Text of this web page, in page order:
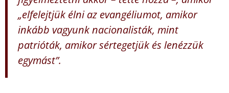
„elfelejtjük élni az evangéliumot, amikor
inkább vagyunk nacionalisták, mint
patrióták, amikor sértegetjük és lenézzük
egymást”.